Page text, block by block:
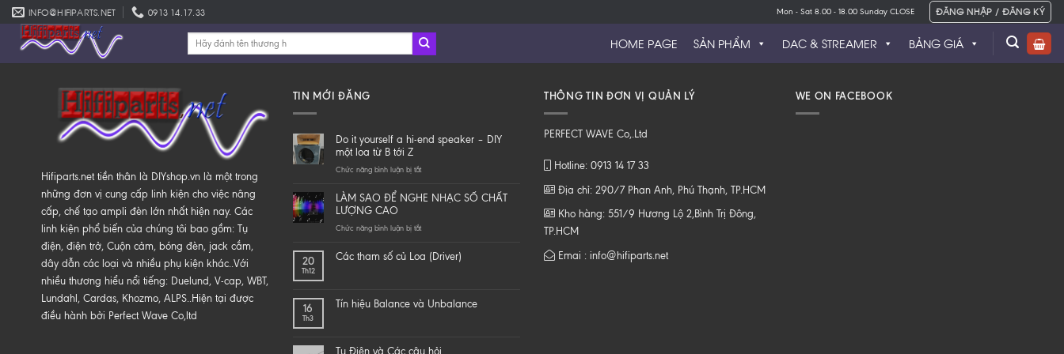
Skip
to
content
INFO@HIFIPARTS.NET 0913 14.17.33 Mon - Sat 8.00 - 18.00 Sunday CLOSE ĐĂNG NHẬP / ĐĂNG KÝ
Tìm
HOME PAGE SẢN PHẨM BẢNG GIÁ
DAC & STREAMER
Hifiparts.net tiền thân là DIYshop.vn là một trong
những đơn vị cung cấp linh kiện cho việc nâng
cấp, chế tạo ampli đèn lớn nhất hiện nay. Các
linh kiện phổ biến của chúng tôi bao gồm: Tụ
điện, điện trở, Cuộn cảm, bóng đèn, jack cắm,
dây dẫn các loại và nhiều phụ kiện khác..Với
nhiều thương hiểu nổi tiếng: Duelund, V-cap, WBT,
Lundahl, Cardas, Khozmo, ALPS..Hiện tại được
điều hành bởi Perfect Wave Co,ltd
TIN MỚI ĐĂNG
Do it yourself a hi-end speaker – DIY
một loa từ B tới Z
Chức năng bình luận bị tắtở
it
yourself
hi-
speaker
loa
LÀM SAO ĐỂ NGHE NHẠC SỐ CHẤT
LƯỢNG CAO
Chức năng bình luận bị tắtở
SAO
ĐỂ
SỐ
CHẤT
20
Th12
Các tham số củ Loa (Driver)
16
Th3
Tín hiệu Balance và Unbalance
Tụ Điện và Các câu hỏi
THÔNG TIN ĐƠN VỊ QUẢN LÝ
PERFECT WAVE Co,.Ltd
Hotline: 0913 14 17 33
Địa chỉ: 290/7 Phan Anh, Phú Thạnh, TP.HCM
Kho hàng: 551/9 Hương Lộ 2,Bình Trị Đông,
TP.HCM
Emai : info@hifiparts.net
WE ON FACEBOOK